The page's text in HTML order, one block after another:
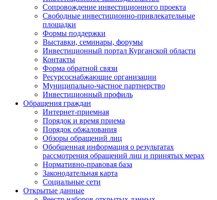
Сопровождение инвестиционного проекта
Свободные инвестиционно-привлекательные
площадки
Формы поддержки
Выставки, семинары, форумы
Инвестиционный портал Курганской области
Контакты
Форма обратной связи
Ресурсоснабжающие организации
Муниципально-частное партнерство
Инвестиционный профиль
Обращения граждан
Интернет-приемная
Порядок и время приема
Порядок обжалования
Обзоры обращений лиц
Обобщенная информация о результатах
рассмотрения обращений лиц и принятых мерах
Нормативно-правовая база
Законодательная карта
Социальные сети
Открытые данные